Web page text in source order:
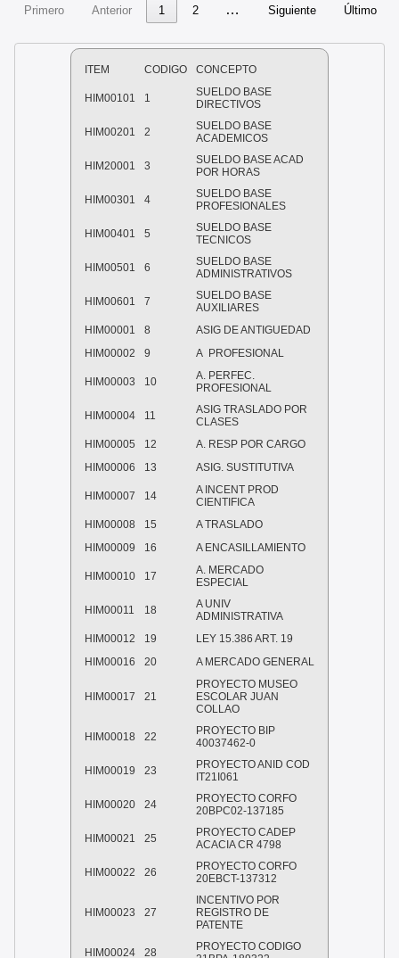
Primero Anterior 1 2 … Siguiente Último
ITEM CODIGO CONCEPTO
HIM00101 1
SUELDO BASE
DIRECTIVOS
HIM00201 2
SUELDO BASE
ACADEMICOS
HIM20001 3
SUELDO BASE ACAD
POR HORAS
HIM00301 4
SUELDO BASE
PROFESIONALES
HIM00401 5
SUELDO BASE
TECNICOS
HIM00501 6
SUELDO BASE
ADMINISTRATIVOS
HIM00601 7
SUELDO BASE
AUXILIARES
HIM00001
8
ASIG DE ANTIGUEDAD
HIM00002
9 A PROFESIONAL
HIM00003 10
A. PERFEC.
PROFESIONAL
HIM00004 11
ASIG TRASLADO POR
CLASES
HIM00005
12
A. RESP POR CARGO
HIM00006
13 ASIG. SUSTITUTIVA
HIM00007 14
A INCENT PROD
CIENTIFICA
HIM00008
15
A TRASLADO
HIM00009
16 A ENCASILLAMIENTO
HIM00010 17
A. MERCADO
ESPECIAL
HIM00011 18
A UNIV
ADMINISTRATIVA
HIM00012
19
LEY 15.386 ART. 19
HIM00016
20 A MERCADO GENERAL
HIM00017 21
PROYECTO MUSEO
ESCOLAR JUAN
COLLAO
HIM00018 22
PROYECTO BIP
40037462-0
HIM00019 23
PROYECTO ANID COD
IT21I061
HIM00020 24
PROYECTO CORFO
20BPC02-137185
HIM00021 25
PROYECTO CADEP
ACACIA CR 4798
HIM00022 26
PROYECTO CORFO
20EBCT-137312
HIM00023 27
INCENTIVO POR
REGISTRO DE
PATENTE
HIM00024 28
PROYECTO CODIGO